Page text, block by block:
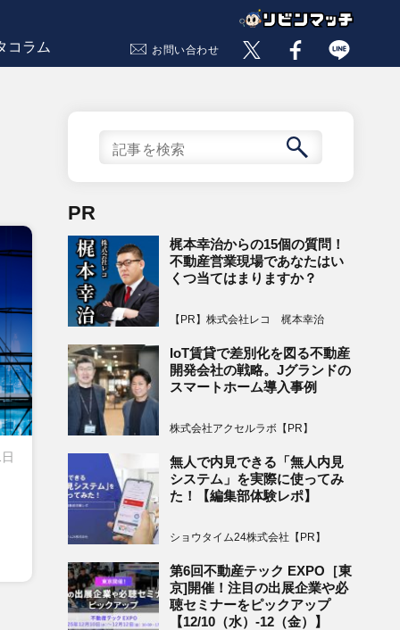
コラム お問い合わせ
PR
梶本幸治からの15個の質問！
不動産営業現場であなたはい
くつ当てはまりますか？
【PR】株式会社レコ 梶本幸治
IoT賃貸で差別化を図る不動産
開発会社の戦略。Jグランドの
スマートホーム導入事例
株式会社アクセルラボ【PR】
無人で内見できる「無人内見
システム」を実際に使ってみ
た！【編集部体験レポ】
ショウタイム24株式会社【PR】
第6回不動産テック EXPO［東
京]開催！注目の出展企業や必
聴セミナーをピックアップ
【12/10（水）-12（金）】